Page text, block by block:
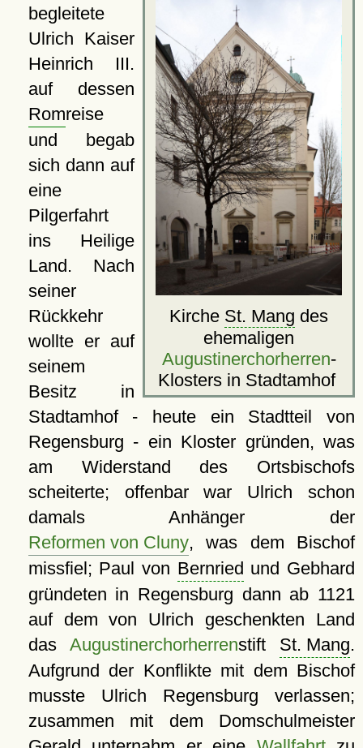
Kirche St. Mang des
ehemaligen
Augustinerchorherren-
Klosters in Stadtamhof
begleitete
Ulrich Kaiser
Heinrich III.
auf dessen
Romreise
und begab
sich dann auf
eine
Pilgerfahrt
ins Heilige
Land. Nach
seiner
Rückkehr
wollte er auf
seinem
Besitz in
Stadtamhof - heute ein Stadtteil von
Regensburg - ein Kloster gründen, was
am Widerstand des Ortsbischofs
scheiterte; offenbar war Ulrich schon
damals Anhänger der
Reformen von Cluny, was dem Bischof
missfiel; Paul von Bernried und Gebhard
gründeten in Regensburg dann ab 1121
auf dem von Ulrich geschenkten Land
dasAugustinerchorherrenstift St. Mang.
Aufgrund der Konflikte mit dem Bischof
musste Ulrich Regensburg verlassen;
zusammen mit dem Domschulmeister